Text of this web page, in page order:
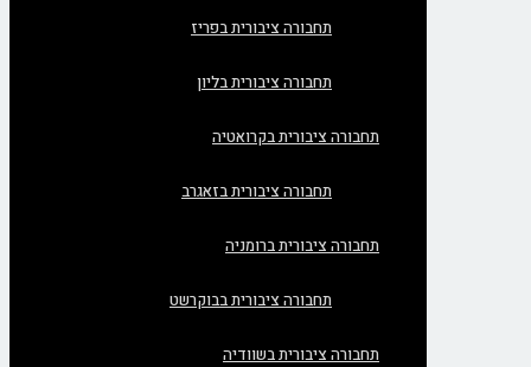
תחבורה ציבורית בפריז
תחבורה ציבורית בליון
תחבורה ציבורית בקרואטיה
תחבורה ציבורית בזאגרב
תחבורה ציבורית ברומניה
תחבורה ציבורית בבוקרשט
תחבורה ציבורית בשוודיה